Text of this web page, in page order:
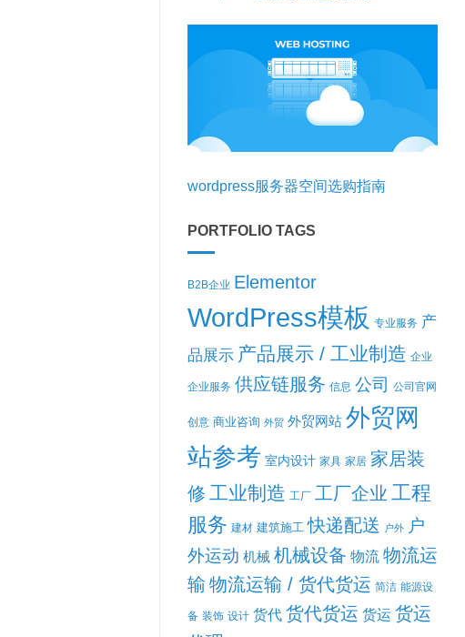
wordpress服务器空间选购指南
PORTFOLIO TAGS
B2B企业 Elementor
WordPress模板 专业服务 产
品展示 产品展示 / 工业制造 企业
企业服务 供应链服务 信息 公司 公司官网
创意 商业咨询 外贸 外贸网站 外贸网
站参考 室内设计 家具 家居 家居装
修 工业制造 工厂 工厂企业 工程
服务 建材 建筑施工 快递配送 户外
户
外运动 机械 机械设备 物流 物流运
输 物流运输 / 货代货运 简洁 能源设
备 装饰 设计 货代 货代货运 货运 货运